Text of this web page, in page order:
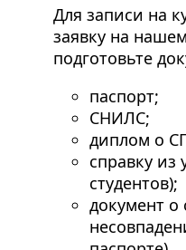
Для записи на
заявку на
подготовьте
паспорт;
СНИЛС;
диплом о
справку из
студентов);
документ